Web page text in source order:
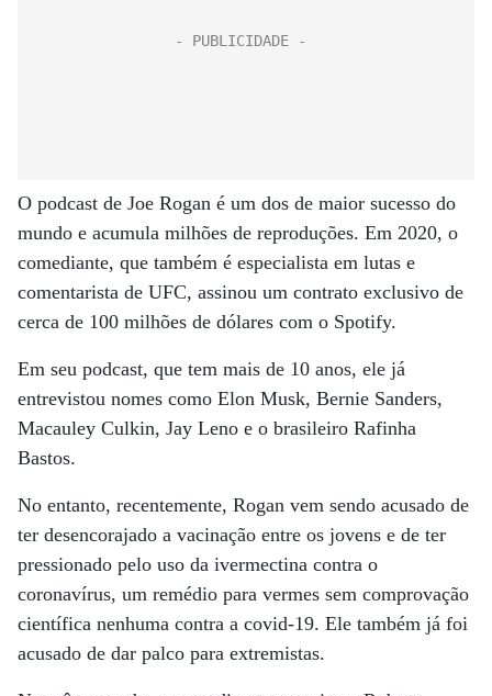
O podcast de Joe Rogan é um dos de maior sucesso do
mundo e acumula milhões de reproduções. Em 2020, o
comediante, que também é especialista em lutas e
comentarista de UFC, assinou um contrato exclusivo de
cerca de 100 milhões de dólares com o Spotify.
Em seu podcast, que tem mais de 10 anos, ele já
entrevistou nomes como Elon Musk, Bernie Sanders,
Macauley Culkin, Jay Leno e o brasileiro Rafinha
Bastos.
No entanto, recentemente, Rogan vem sendo acusado de
ter desencorajado a vacinação entre os jovens e de ter
pressionado pelo uso da ivermectina contra o
coronavírus, um remédio para vermes sem comprovação
científica nenhuma contra a covid-19. Ele também já foi
acusado de dar palco para extremistas.